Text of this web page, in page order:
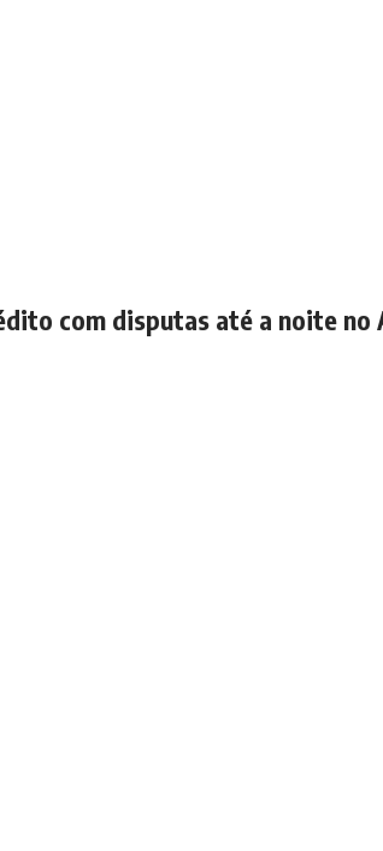
com disputas até a noite no